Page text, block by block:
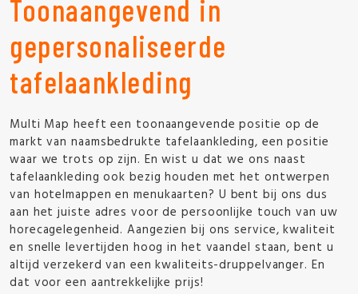
Toonaangevend in
gepersonaliseerde
tafelaankleding
Multi Map heeft een toonaangevende positie op de
markt van naamsbedrukte tafelaankleding, een positie
waar we trots op zijn. En wist u dat we ons naast
tafelaankleding ook bezig houden met het ontwerpen
van hotelmappen en menukaarten? U bent bij ons dus
aan het juiste adres voor de persoonlijke touch van uw
horecagelegenheid. Aangezien bij ons service, kwaliteit
en snelle levertijden hoog in het vaandel staan, bent u
altijd verzekerd van een kwaliteits-druppelvanger. En
dat voor een aantrekkelijke prijs!